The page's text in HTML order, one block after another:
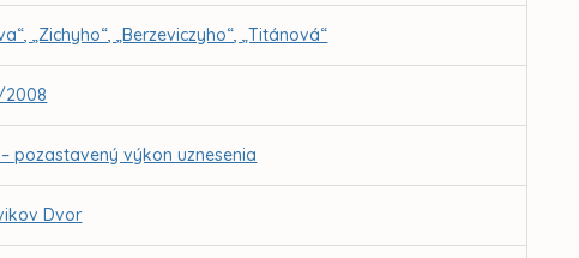
„Zichyho“, „Berzeviczyho“, „Titánová“
2008
pozastavený výkon uznesenia
Dvor